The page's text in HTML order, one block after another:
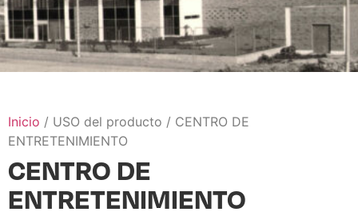
Inicio / USO del producto / CENTRO DE
ENTRETENIMIENTO
CENTRO DE
ENTRETENIMIENTO